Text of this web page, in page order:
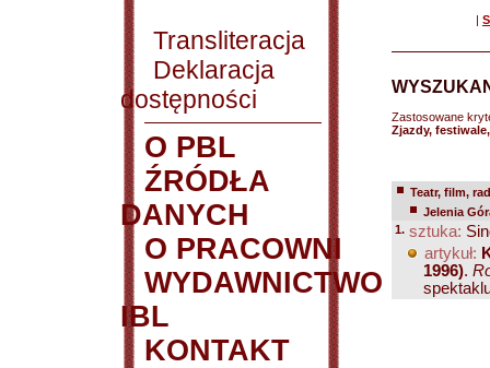
Transliteracja
Deklaracja
dostępności
O PBL
ŹRÓDŁA
DANYCH
O PRACOWNI
WYDAWNICTWO
IBL
KONTAKT
|
Zastosowane
Zjazdy,
Teatr, film,
Jelenia
1. sztuka:
artykuł:
1996).